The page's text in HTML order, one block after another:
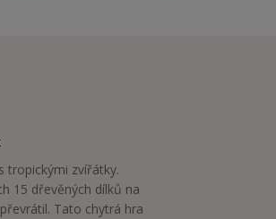
tropickými zvířátky.
15 dřevěných dílků na
Tato chytrá hra